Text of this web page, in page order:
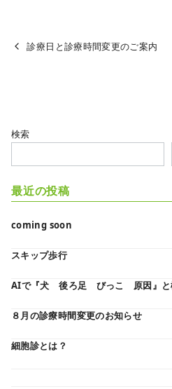
診療日と診療時間変更のご案内
検索
最近の投稿
coming soon
スキップ歩行
AIで『犬 後ろ足 びっこ 原因』と
８月の診療時間変更のお知らせ
細胞診とは？